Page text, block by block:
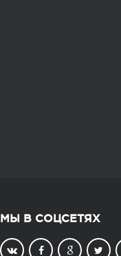
МЫ В СОЦСЕТЯХ